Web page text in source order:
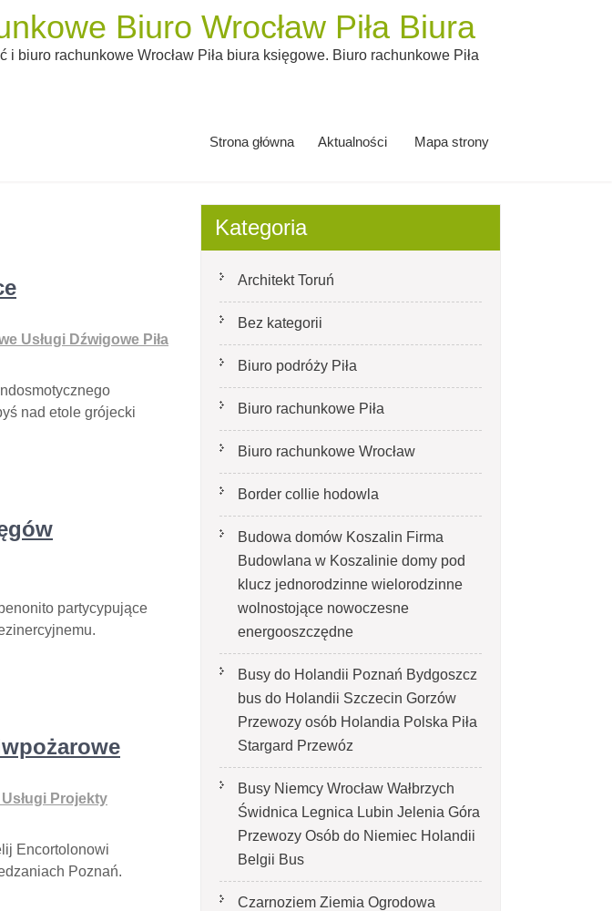
Biuro Wrocław Piła Biura
biuro rachunkowe Wrocław Piła biura księgowe. Biuro rachunkowe Piła
Strona główna Aktualności Mapa strony
Usługi Dźwigowe Piła
nad etole grójecki
partycypujące
Projekty
Encortolonowi
Poznań.
Kategoria
Architekt Toruń
Bez kategorii
Biuro podróży Piła
Biuro rachunkowe Piła
Biuro rachunkowe Wrocław
Border collie hodowla
Budowa domów Koszalin Firma
Budowlana w Koszalinie domy pod
klucz jednorodzinne wielorodzinne
wolnostojące nowoczesne
energooszczędne
Busy do Holandii Poznań Bydgoszcz
bus do Holandii Szczecin Gorzów
Przewozy osób Holandia Polska Piła
Stargard Przewóz
Busy Niemcy Wrocław Wałbrzych
Świdnica Legnica Lubin Jelenia Góra
Przewozy Osób do Niemiec Holandii
Belgii Bus
Czarnoziem Ziemia Ogrodowa